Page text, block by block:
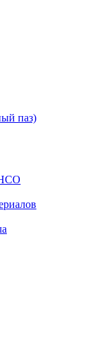
паз)
НСО